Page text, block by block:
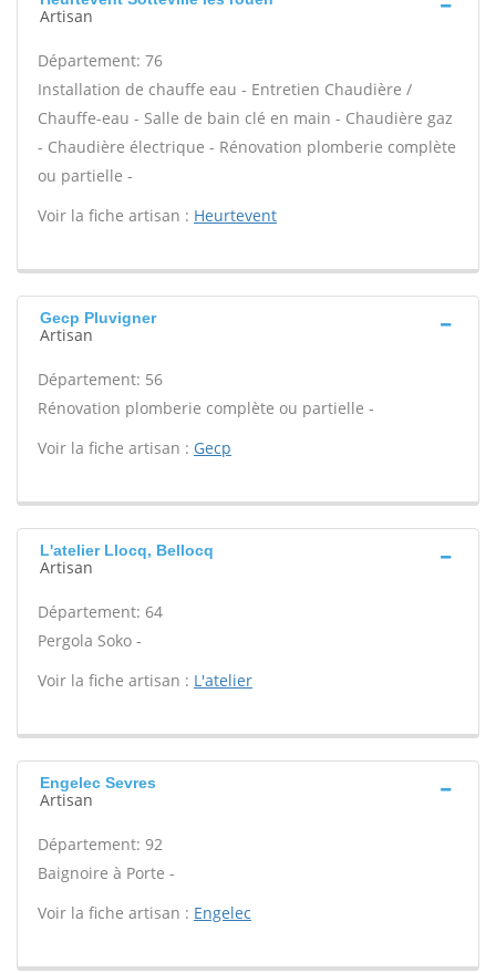
Artisan
Département: 76
Installation de chauffe eau - Entretien Chaudière /
Chauffe-eau - Salle de bain clé en main - Chaudière gaz
- Chaudière électrique - Rénovation plomberie complète
ou partielle -
Voir la fiche artisan : Heurtevent
Gecp Pluvigner
Artisan
Département: 56
Rénovation plomberie complète ou partielle -
Voir la fiche artisan : Gecp
L'atelier Llocq, Bellocq
Artisan
Département: 64
Pergola Soko -
Voir la fiche artisan : L'atelier
Engelec Sevres
Artisan
Département: 92
Baignoire à Porte -
Voir la fiche artisan : Engelec